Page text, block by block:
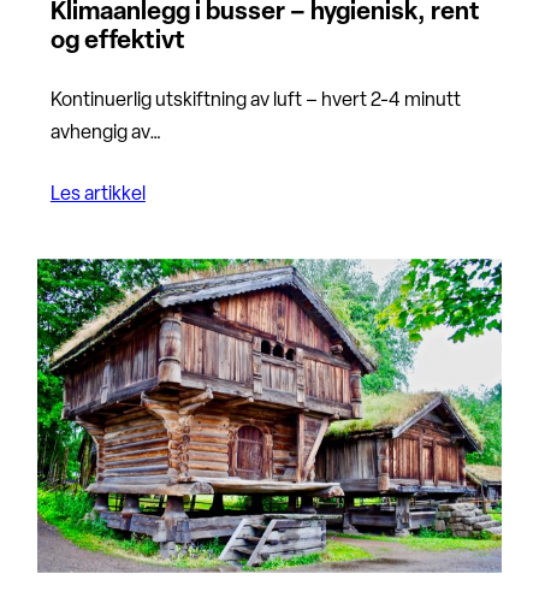
Klimaanlegg i busser – hygienisk, rent
og effektivt
Kontinuerlig utskiftning av luft – hvert 2-4 minutt
avhengig av…
Les artikkel